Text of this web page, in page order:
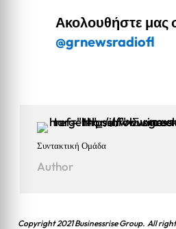
Ακολουθήστε μας
@grnewsradiofl
Συντακτική Ομάδα
Author
Copyright 2021 Businessrise Group. All